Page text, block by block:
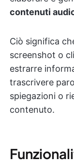
contenuti
Ciò significa
screenshot o
estrarre
trascrivere
spiegazioni o
contenuto.